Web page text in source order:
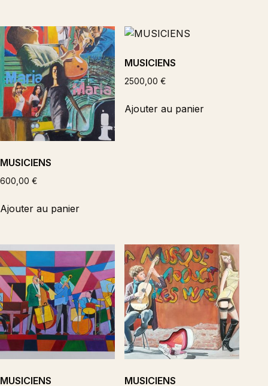
MUSICIENS
600,00 €
Ajouter au panier
MUSICIENS
2500,00 €
Ajouter au panier
MUSICIENS MUSICIENS